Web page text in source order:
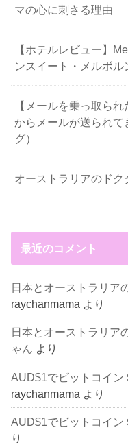
マの心に刺さる理由
【ホテルレビュー】
ンスイート・メルボ
【メールを乗っ取ら
からメールが送られ
グ）
オーストラリアのド
最近のコメント
日本とオーストラリア
raychanmama より
日本とオーストラリア
ゃん より
AUD$1でビットコイン
raychanmama より
AUD$1でビットコイン
り